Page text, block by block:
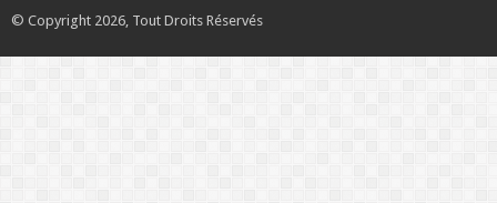
© Copyright 2026, Tout Droits Réservés